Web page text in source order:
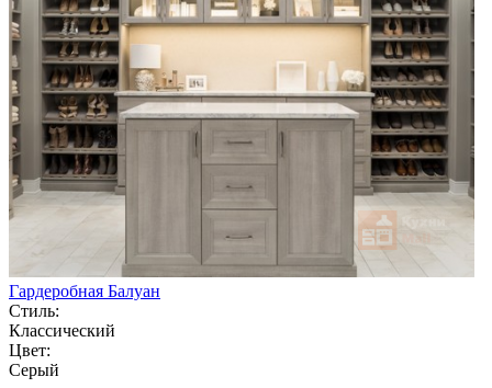
Гардеробная Балуан
Стиль:
Классический
Цвет:
Серый